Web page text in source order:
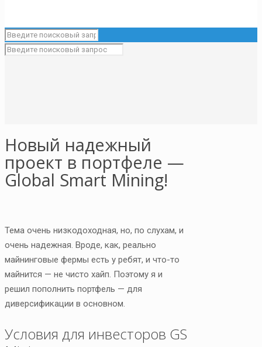
Новый надежный
проект в портфеле —
Global Smart Mining!
Тема очень низкодоходная, но, по слухам, и
очень надежная. Вроде, как, реально
майнинговые фермы есть у ребят, и что-то
майнится — не чисто хайп. Поэтому я и
решил пополнить портфель — для
диверсификации в основном.
Условия для инвесторов GS